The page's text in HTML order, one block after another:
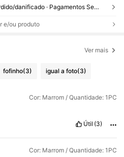
Reenviar se o item estiver perdido/danificado · Pagamentos Seguros · Proteção de privacidade
e/ou produto
Ver mais
fofinho(3) igual a foto(3)
Cor: Marrom / Quantidade: 1PC
Útil (3)
Cor: Marrom / Quantidade: 1PC